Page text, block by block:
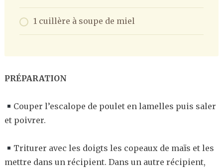
1 cuillère à soupe de miel
PRÉPARATION
Couper l’escalope de poulet en lamelles puis saler
et poivrer.
Triturer avec les doigts les copeaux de maïs et les
mettre dans un récipient. Dans un autre récipient,